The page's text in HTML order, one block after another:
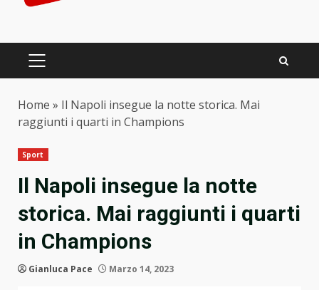
PRIMARY
Home » Il Napoli insegue la notte storica. Mai
raggiunti i quarti in Champions
Sport
Il Napoli insegue la notte
storica. Mai raggiunti i quarti
in Champions
Gianluca Pace Marzo 14, 2023